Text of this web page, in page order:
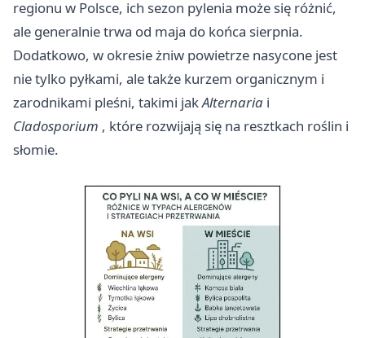
regionu w Polsce, ich sezon pylenia może się różnić,
ale generalnie trwa od maja do końca sierpnia.
Dodatkowo, w okresie żniw powietrze nasycone jest
nie tylko pyłkami, ale także kurzem organicznym i
zarodnikami pleśni, takimi jakAlternaria i
Cladosporium , które rozwijają się na resztkach roślin i
słomie.